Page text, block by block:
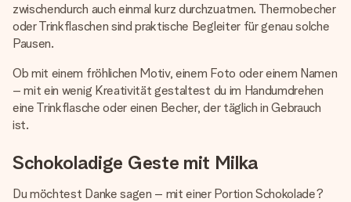
zwischendurch auch einmal kurz durchzuatmen. Thermobecher
oder Trinkflaschen sind praktische Begleiter für genau solche
Pausen.
Ob mit einem fröhlichen Motiv, einem Foto oder einem Namen
– mit ein wenig Kreativität gestaltest du im Handumdrehen
eine Trinkflasche oder einen Becher, der täglich in Gebrauch
ist.
Schokoladige Geste mit Milka
Du möchtest Danke sagen – mit einer Portion Schokolade?